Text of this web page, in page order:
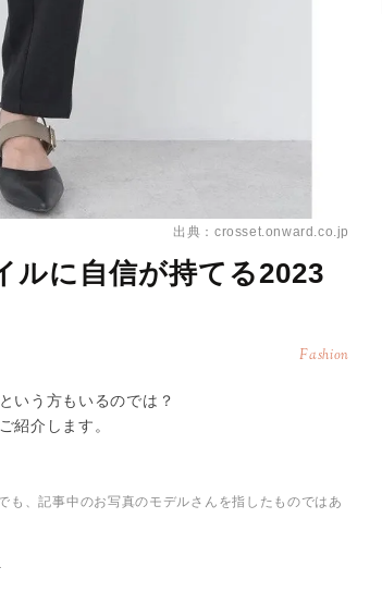
出典：crosset.onward.co.jp
に自信が持てる2023
Fashion
いう方もいるのでは？
紹介します。
、記事中のお写真のモデルさんを指したものではあ